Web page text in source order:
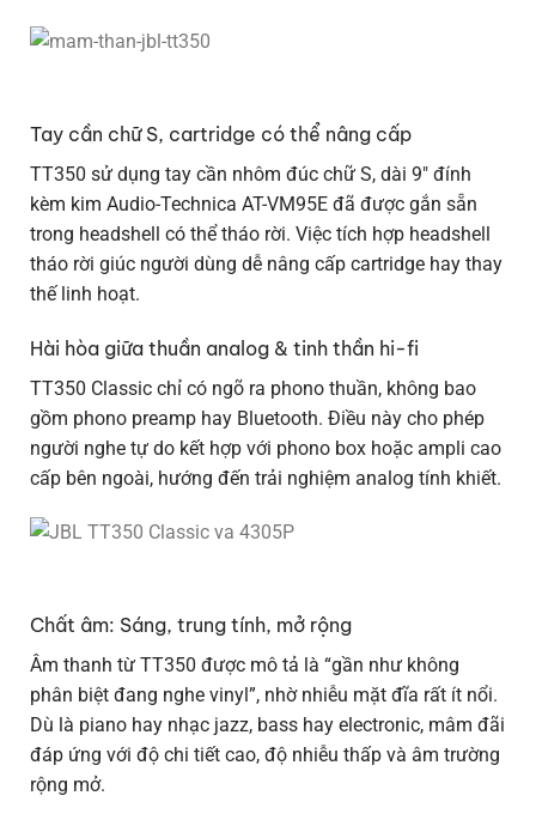
Tay cần chữ S, cartridge có thể nâng cấp
TT350 sử dụng tay cần nhôm đúc chữ S, dài 9″ đính
kèm kim Audio-Technica AT-VM95E đã được gắn sẵn
trong headshell có thể tháo rời. Việc tích hợp headshell
tháo rời giúc người dùng dễ nâng cấp cartridge hay thay
thế linh hoạt.
Hài hòa giữa thuần analog & tinh thần hi-fi
TT350 Classic chỉ có ngõ ra phono thuần, không bao
gồm phono preamp hay Bluetooth. Điều này cho phép
người nghe tự do kết hợp với phono box hoặc ampli cao
cấp bên ngoài, hướng đến trải nghiệm analog tính khiết.
Chất âm: Sáng, trung tính, mở rộng
Âm thanh từ TT350 được mô tả là “gần như không
phân biệt đang nghe vinyl”, nhờ nhiễu mặt đĩa rất ít nổi.
Dù là piano hay nhạc jazz, bass hay electronic, mâm đãi
đáp ứng với độ chi tiết cao, độ nhiễu thấp và âm trường
rộng mở.